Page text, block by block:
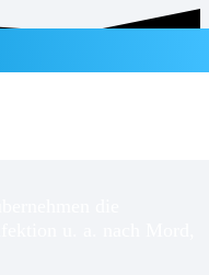
& DESINFEKTION